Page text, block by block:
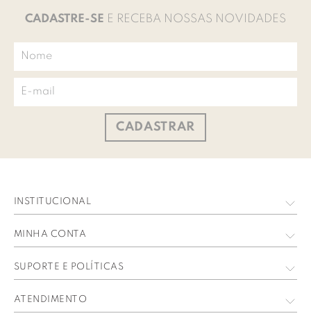
CADASTRE-SE E RECEBA NOSSAS NOVIDADES
CADASTRAR
INSTITUCIONAL
Quem Somos
MINHA CONTA
Meus Dados
SUPORTE E POLÍTICAS
Política de privacidade
ATENDIMENTO